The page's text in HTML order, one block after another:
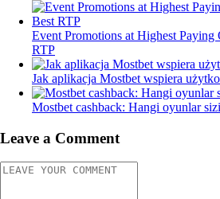
Event Promotions at Highest
RTP
Jak aplikacja Mostbet wspiera
Mostbet cashback: Hangi oyunlar
Leave a Comment